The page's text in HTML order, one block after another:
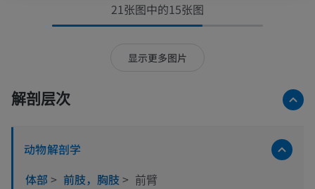
21张图中的15张图
显示更多图片
解剖层次
动物解剖学
体部 > 前肢，胸肢> 前臂